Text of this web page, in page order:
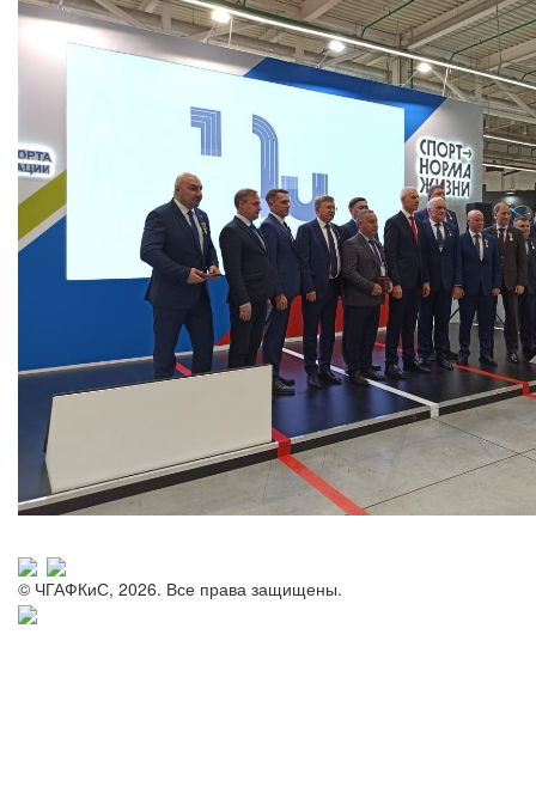
© ЧГАФКиС, 2026. Все права защищены.